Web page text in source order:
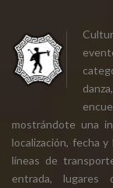
mostrándote una
localización, fecha
líneas de
entrada, lugares